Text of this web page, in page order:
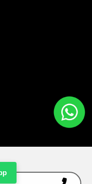
fazemos uso de